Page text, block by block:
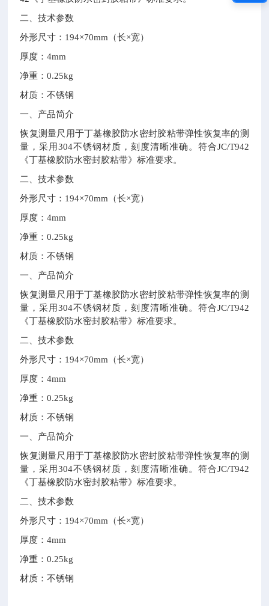
二、技术参数
外形尺寸： 194×70mm （长×宽）
厚度：4mm
净重：0.25kg
材质：不锈钢
一、产品简介
恢复测量尺用于丁基橡胶防水密封胶粘带弹性恢复率的测
量，采用304不锈钢材质，刻度清晰准确。符合JC/T942
《丁基橡胶防水密封胶粘带》标准要求。
二、技术参数
外形尺寸： 194×70mm （长×宽）
厚度：4mm
净重：0.25kg
材质：不锈钢
一、产品简介
恢复测量尺用于丁基橡胶防水密封胶粘带弹性恢复率的测
量，采用304不锈钢材质，刻度清晰准确。符合JC/T942
《丁基橡胶防水密封胶粘带》标准要求。
二、技术参数
外形尺寸： 194×70mm （长×宽）
厚度：4mm
净重：0.25kg
材质：不锈钢
一、产品简介
恢复测量尺用于丁基橡胶防水密封胶粘带弹性恢复率的测
量，采用304不锈钢材质，刻度清晰准确。符合JC/T942
《丁基橡胶防水密封胶粘带》标准要求。
二、技术参数
外形尺寸： 194×70mm （长×宽）
厚度：4mm
净重：0.25kg
材质：不锈钢